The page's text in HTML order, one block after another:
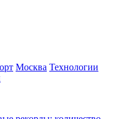
Москва Технологии